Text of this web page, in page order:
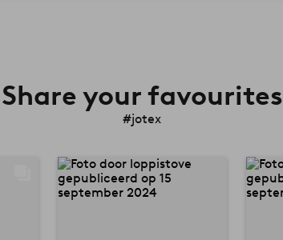
Share your favourites
#jotex